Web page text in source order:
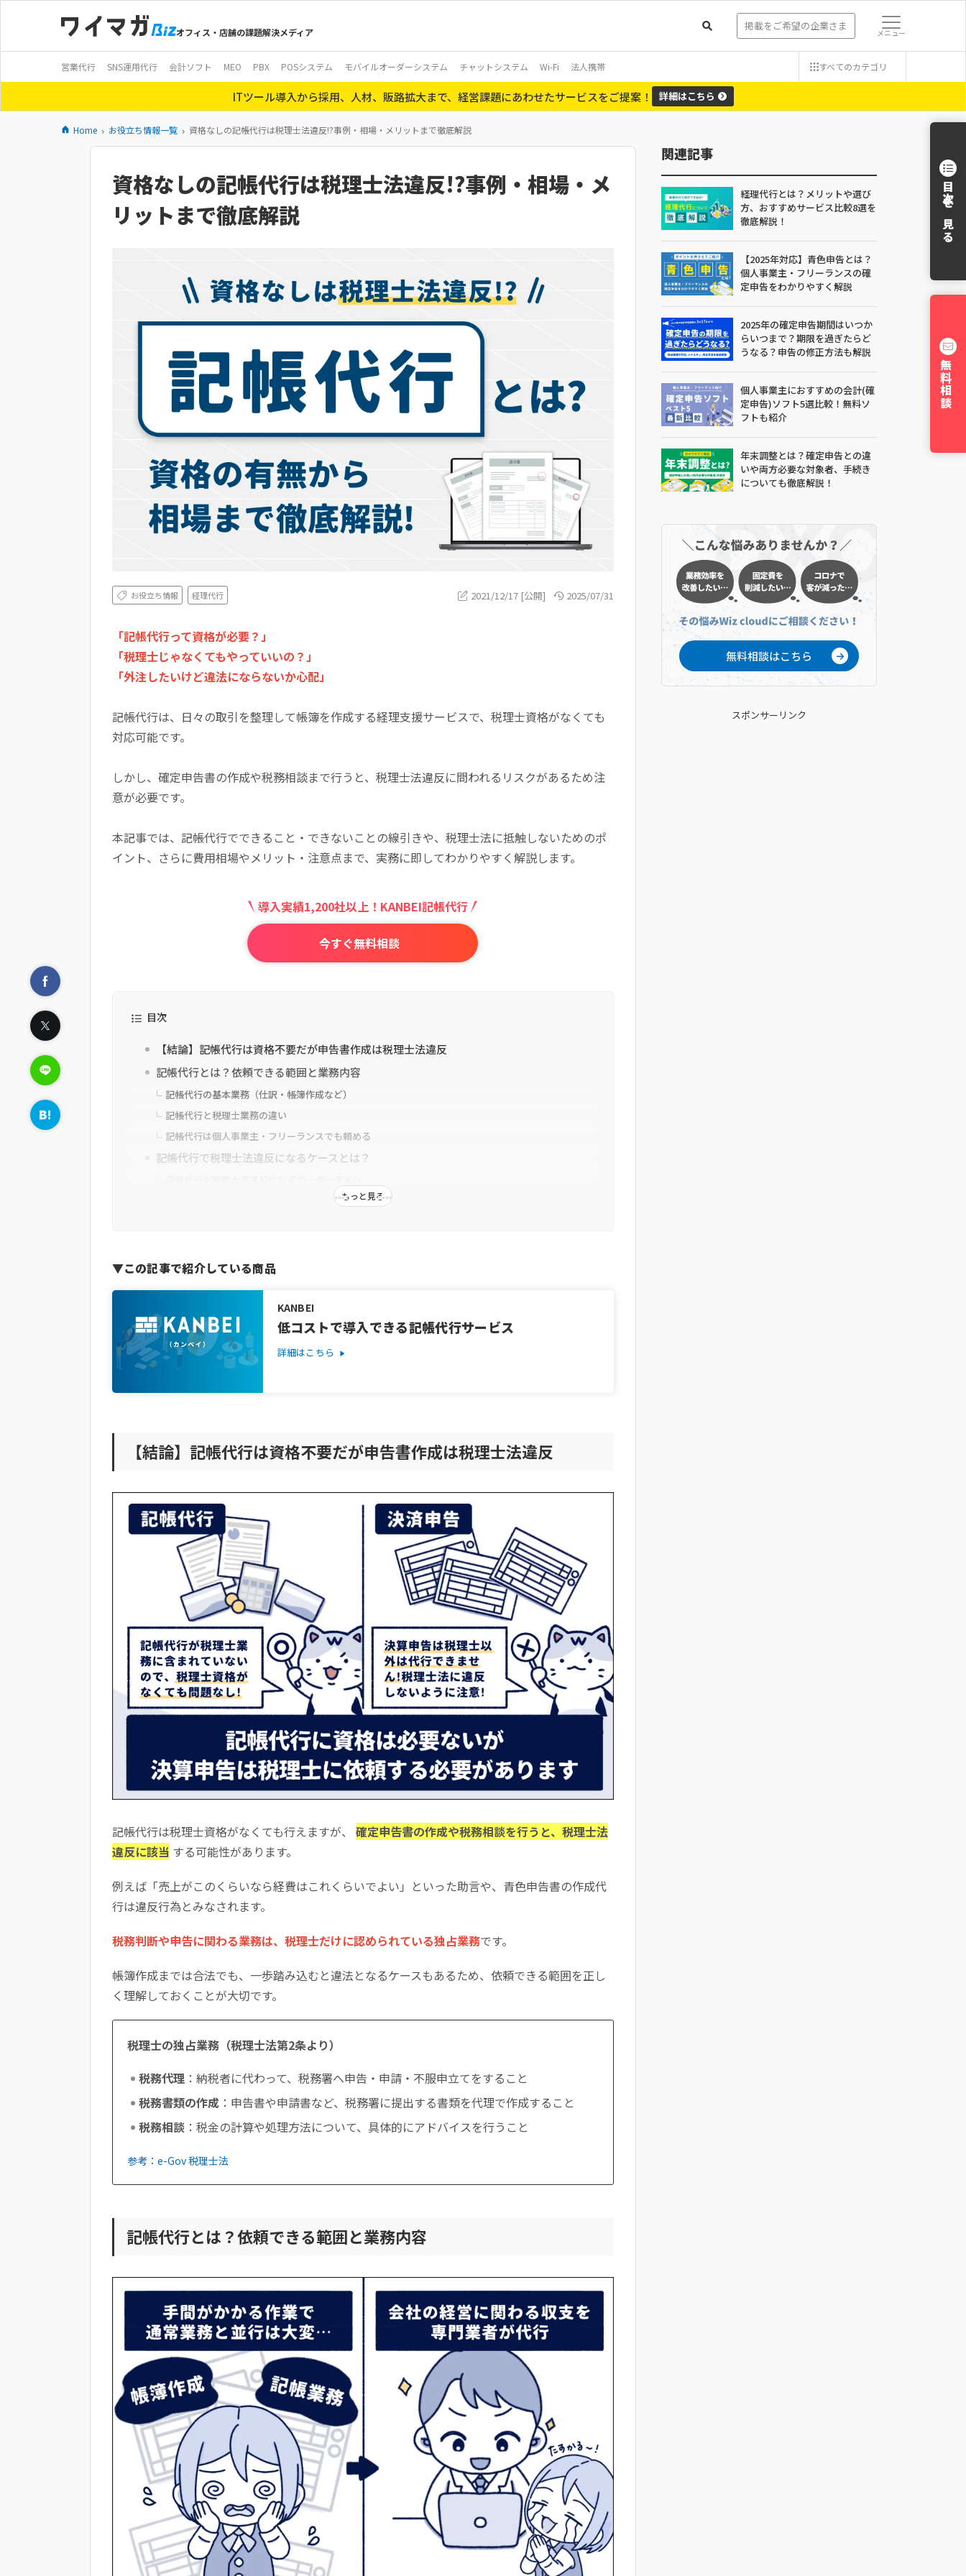
オフィス・店舗の課題解決メディア 掲載をご希望の企業さま メニュー
営業代行 SNS運用代行 会計ソフト MEO PBX POSシステム モバイルオーダーシステム チャットシステム Wi-Fi 法人携帯 すべてのカテゴリ
ITツール導入から採用、人材、販路拡大まで、経営課題にあわせたサービスをご提案！ 詳細はこちら
Home お役立ち情報一覧 資格なしの記帳代行は税理士法違反!?事例・相場・メリットまで徹底解説
目次を見る
資格なしの記帳代行は税理士法違反!?事例・相場・メ
リットまで徹底解説
お役立ち情報 経理代行 2021/12/17 [公開] 2025/07/31
「記帳代行って資格が必要？」
「税理士じゃなくてもやっていいの？」
「外注したいけど違法にならないか心配」
記帳代行は、日々の取引を整理して帳簿を作成する経理支援サービスで、税理士資格がなくても
対応可能です。
しかし、確定申告書の作成や税務相談まで行うと、税理士法違反に問われるリスクがあるため注
意が必要です。
本記事では、記帳代行でできること・できないことの線引きや、税理士法に抵触しないためのポ
イント、さらに費用相場やメリット・注意点まで、実務に即してわかりやすく解説します。
導入実績1,200社以上！KANBEI記帳代行
今すぐ無料相談
目次
もっと見る
【結論】記帳代行は資格不要だが申告書作成は税理士法違反
記帳代行とは？依頼できる範囲と業務内容
記帳代行の基本業務（仕訳・帳簿作成など）
記帳代行と税理士業務の違い
記帳代行は個人事業主・フリーランスでも頼める
記帳代行で税理士法違反になるケースとは？
税理士資格なしでできる記帳代行業務／できない業務
税理士資格なしでの経理業務はどこまで可能か
記帳代行を依頼するメリット
記帳代行を依頼するデメリット
記帳代行の依頼先を選ぶ際の重要なチェックポイント
記帳代行の料金相場と費用感
記帳代行の相場（1仕訳・月額・時給別）
記帳代行なら丸投げOKの「KANBEI」がおすすめ
記帳代行は儲かる？難しい？副業としての実情
記帳代行で税理士法に抵触しない業務フローの作り方
無資格でも安心して活動するための注意点と心構え
簿記2級で記帳代行を始める際の注意点と限界
まとめ｜記帳代行を安全に依頼・活用するために
▼この記事で紹介している商品
KANBEI
低コストで導入できる記帳代行サービス
詳細はこちら
【結論】記帳代行は資格不要だが申告書作成は税理士法違反
記帳代行は税理士資格がなくても行えますが、 確定申告書の作成や税務相談を行うと、税理士法
違反に該当 する可能性があります。
例えば「売上がこのくらいなら経費はこれくらいでよい」といった助言や、青色申告書の作成代
行は違反行為とみなされます。
税務判断や申告に関わる業務は、税理士だけに認められている独占業務です。
帳簿作成までは合法でも、一歩踏み込むと違法となるケースもあるため、依頼できる範囲を正し
く理解しておくことが大切です。
税理士の独占業務（税理士法第2条より）
税務代理：納税者に代わって、税務署へ申告・申請・不服申立てをすること
税務書類の作成：申告書や申請書など、税務署に提出する書類を代理で作成すること
税務相談：税金の計算や処理方法について、具体的にアドバイスを行うこと
参考：e-Gov 税理士法
記帳代行とは？依頼できる範囲と業務内容
関連記事
経理代行とは？メリットや選び
方、おすすめサービス比較8選を
徹底解説！
【2025年対応】青色申告とは？
個人事業主・フリーランスの確
定申告をわかりやすく解説
2025年の確定申告期間はいつか
らいつまで？期限を過ぎたらど
うなる？申告の修正方法も解説
個人事業主におすすめの会計(確
定申告)ソフト5選比較！無料ソ
フトも紹介
年末調整とは？確定申告との違
いや両方必要な対象者、手続き
についても徹底解説！
無料相談はこちら
スポンサーリンク
無料相談